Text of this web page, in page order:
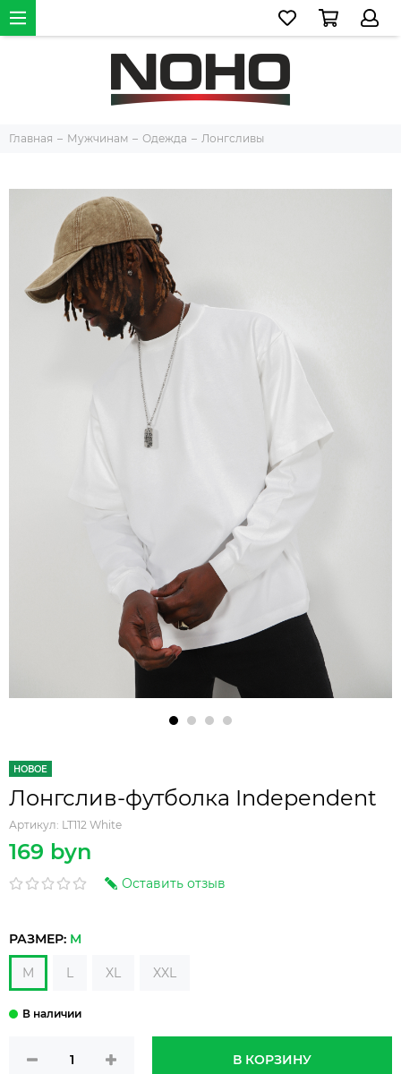
Главная Мужчинам Одежда Лонгсливы
НОВОЕ
Лонгслив-футболка Independent
Артикул: LT112 White
169 byn
Оставить отзыв
РАЗМЕР: M
M L XL XXL
В КОРЗИНУ